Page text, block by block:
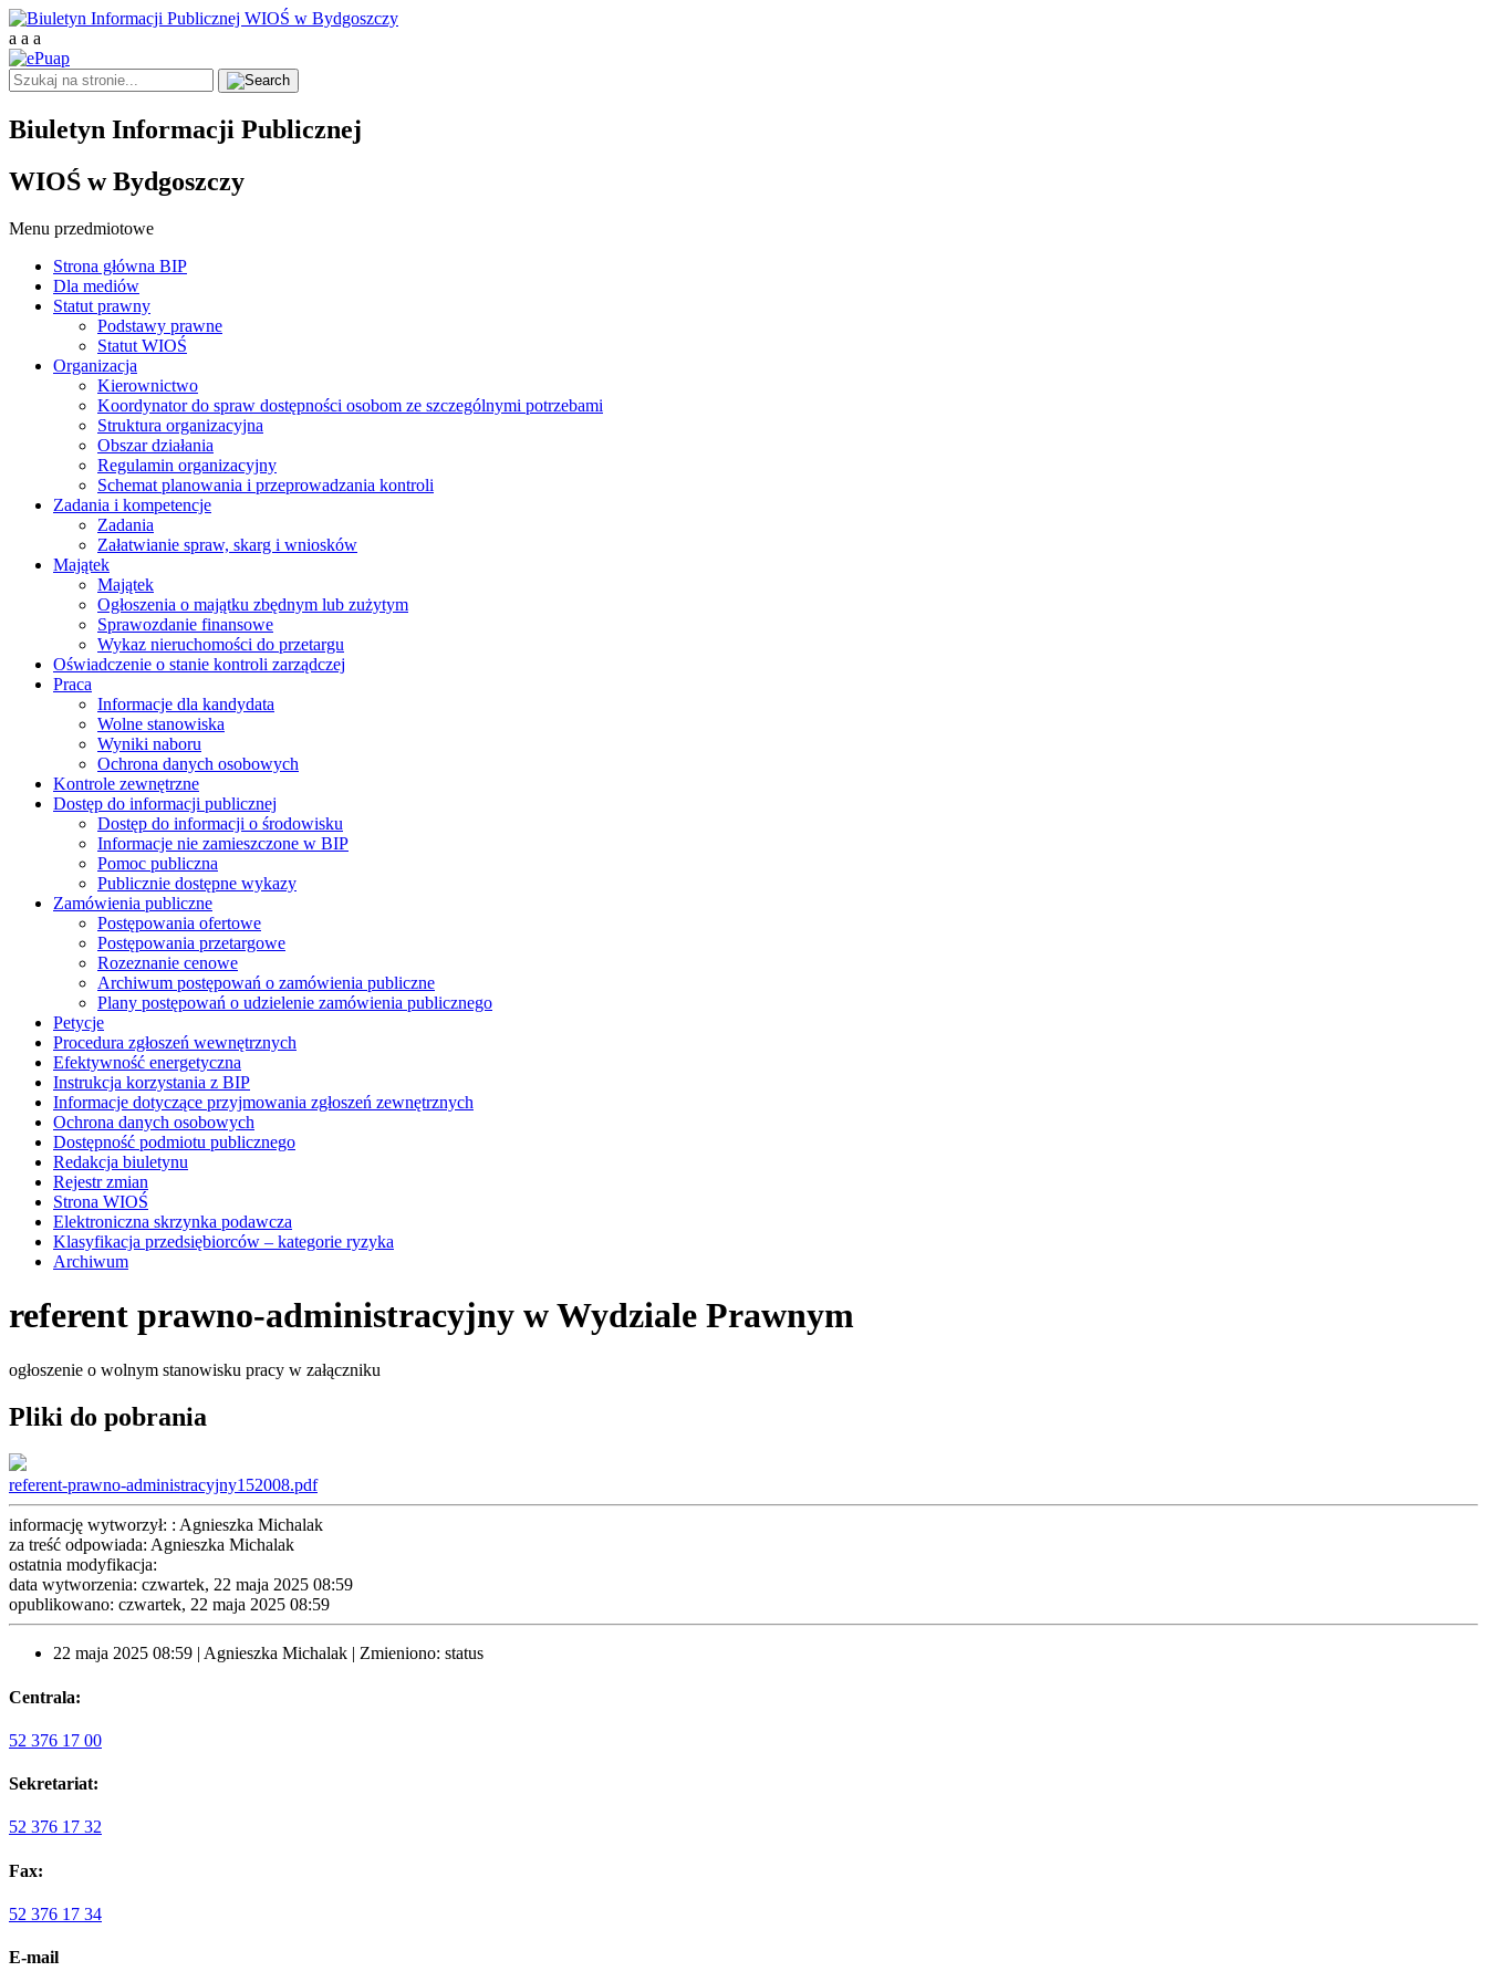
a a a
Biuletyn Informacji Publicznej
WIOŚ w Bydgoszczy
Menu przedmiotowe
Strona główna BIP
Dla mediów
Statut prawny
Podstawy prawne
Statut WIOŚ
Organizacja
Kierownictwo
Koordynator do spraw dostępności osobom ze szczególnymi potrzebami
Struktura organizacyjna
Obszar działania
Regulamin organizacyjny
Schemat planowania i przeprowadzania kontroli
Zadania i kompetencje
Zadania
Załatwianie spraw, skarg i wniosków
Majątek
Majątek
Ogłoszenia o majątku zbędnym lub zużytym
Sprawozdanie finansowe
Wykaz nieruchomości do przetargu
Oświadczenie o stanie kontroli zarządczej
Praca
Informacje dla kandydata
Wolne stanowiska
Wyniki naboru
Ochrona danych osobowych
Kontrole zewnętrzne
Dostęp do informacji publicznej
Dostęp do informacji o środowisku
Informacje nie zamieszczone w BIP
Pomoc publiczna
Publicznie dostępne wykazy
Zamówienia publiczne
Postępowania ofertowe
Postępowania przetargowe
Rozeznanie cenowe
Archiwum postępowań o zamówienia publiczne
Plany postępowań o udzielenie zamówienia publicznego
Petycje
Procedura zgłoszeń wewnętrznych
Efektywność energetyczna
Instrukcja korzystania z BIP
Informacje dotyczące przyjmowania zgłoszeń zewnętrznych
Ochrona danych osobowych
Dostępność podmiotu publicznego
Redakcja biuletynu
Rejestr zmian
Strona WIOŚ
Elektroniczna skrzynka podawcza
Klasyfikacja przedsiębiorców – kategorie ryzyka
Archiwum
referent prawno-administracyjny w Wydziale Prawnym
ogłoszenie o wolnym stanowisku pracy w załączniku
Pliki do pobrania
referent-prawno-administracyjny152008.pdf
informację wytworzył: : Agnieszka Michalak
za treść odpowiada: Agnieszka Michalak
ostatnia modyfikacja:
data wytworzenia: czwartek, 22 maja 2025 08:59
opublikowano: czwartek, 22 maja 2025 08:59
22 maja 2025 08:59 | Agnieszka Michalak | Zmieniono: status
Centrala:
52 376 17 00
Sekretariat:
52 376 17 32
Fax:
52 376 17 34
E-mail